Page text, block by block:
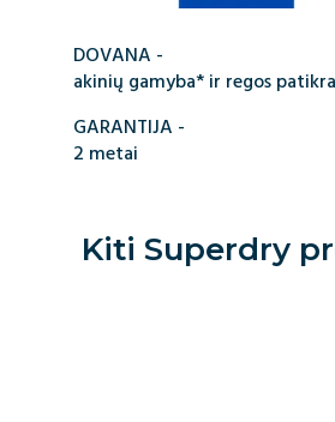
DOVANA -
akinių gamyba* ir regos patikra
GARANTIJA -
2 metai
Kiti Superdry